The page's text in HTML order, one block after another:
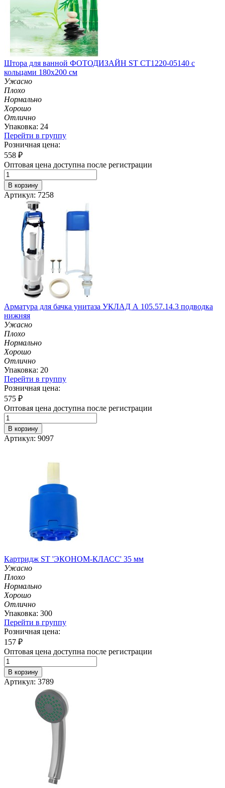
Штора для ванной ФОТОДИЗАЙН ST CT1220-05140 с
кольцами 180х200 см
Ужасно
Плохо
Нормально
Хорошо
Отлично
Упаковка: 24
Перейти в группу
Розничная цена:
558 ₽
Оптовая цена доступна после регистрации
В корзину
Артикул: 7258
Арматура для бачка унитаза УКЛАД А 105.57.14.3 подводка
нижняя
Ужасно
Плохо
Нормально
Хорошо
Отлично
Упаковка: 20
Перейти в группу
Розничная цена:
575 ₽
Оптовая цена доступна после регистрации
В корзину
Артикул: 9097
Картридж ST 'ЭКОНОМ-КЛАСС' 35 мм
Ужасно
Плохо
Нормально
Хорошо
Отлично
Упаковка: 300
Перейти в группу
Розничная цена:
157 ₽
Оптовая цена доступна после регистрации
В корзину
Артикул: 3789